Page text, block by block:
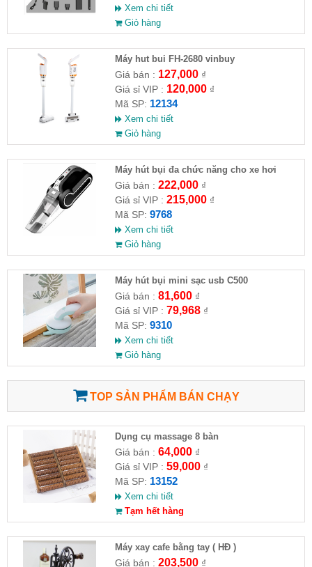
Xem chi tiết
Giỏ hàng
Máy hut bui FH-2680 vinbuy
Giá bán : 127,000₫
Giá sỉ VIP : 120,000₫
Mã SP: 12134
Xem chi tiết
Giỏ hàng
Máy hút bụi đa chức năng cho xe hơi
Vacuum Cleaner
Giá bán : 222,000₫
Giá sỉ VIP : 215,000₫
Mã SP: 9768
Xem chi tiết
Giỏ hàng
Máy hút bụi mini sạc usb C500
15.3x8.6x4x3cm
Giá bán : 81,600₫
Giá sỉ VIP : 79,968₫
Mã SP: 9310
Xem chi tiết
Giỏ hàng
TOP SẢN PHẨM BÁN CHẠY
Dụng cụ massage 8 bàn
Giá bán : 64,000₫
Giá sỉ VIP : 59,000₫
Mã SP: 13152
Xem chi tiết
Tạm hết hàng
Máy xay cafe bằng tay ( HĐ )
Giá bán : 203,500₫